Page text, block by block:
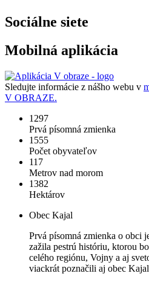
Sociálne siete
Mobilná aplikácia
Sledujte informácie z nášho webu v
V OBRAZE.
1297
Prvá písomná zmienka
1555
Počet obyvateľov
117
Metrov nad morom
1382
Hektárov
Obec Kajal
Prvá písomná zmienka o obci
zažila pestrú históriu, ktorou
celého regiónu, Vojny a aj
viackrát poznačili aj obec